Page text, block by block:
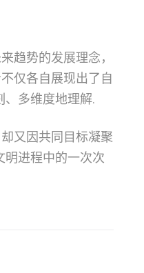
趋势的发展理念，
仅各自展现出了自
多维度地理解.
却又因共同目标凝聚
明进程中的一次次